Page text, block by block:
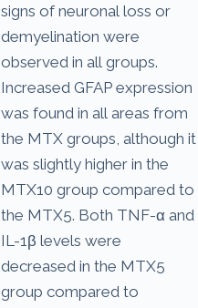
signs of neuronal loss or
demyelination were
observed in all groups.
Increased GFAP expression
was found in all areas from
the MTX groups, although it
was slightly higher in the
MTX10 group compared to
the MTX5. Both TNF-α and
IL-1β levels were
decreased in the MTX5
group compared to